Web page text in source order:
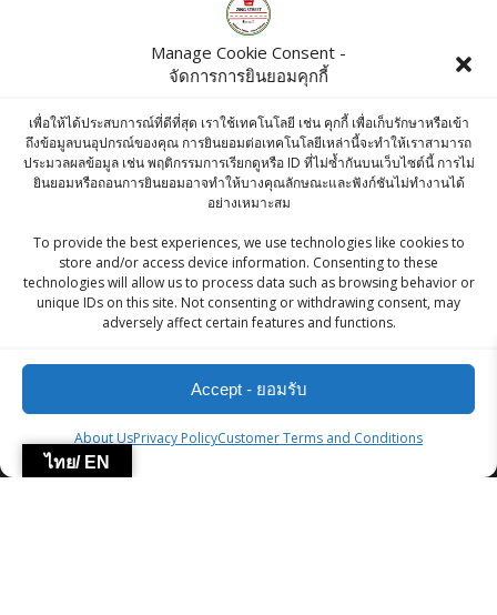
Manage Cookie Consent -
จัดการการยินยอมคุกกี้
เพื่อให้ได้ประสบการณ์ที่ดีที่สุด เราใช้เทคโนโลยี เช่น คุกกี้ เพื่อเก็บรักษาหรือเข้า
ถึงข้อมูลบนอุปกรณ์ของคุณ การยินยอมต่อเทคโนโลยีเหล่านี้จะทำให้เราสามารถ
ประมวลผลข้อมูล เช่น พฤติกรรมการเรียกดูหรือ ID ที่ไม่ซ้ำกันบนเว็บไซต์นี้ การไม่
ยินยอมหรือถอนการยินยอมอาจทำให้บางคุณลักษณะและฟังก์ชันไม่ทำงานได้
อย่างเหมาะสม
To provide the best experiences, we use technologies like cookies to
store and/or access device information. Consenting to these
technologies will allow us to process data such as browsing behavior or
unique IDs on this site. Not consenting or withdrawing consent, may
adversely affect certain features and functions.
Accept - ยอมรับ
About UsPrivacy PolicyCustomer Terms and Conditions
Products
฿471.00
Bikano Matar Masala 200g
55.00
KC Tri Color Quinoa 500 G
฿270.00
ZingStreet Co.,Ltd
ไทย/ EN